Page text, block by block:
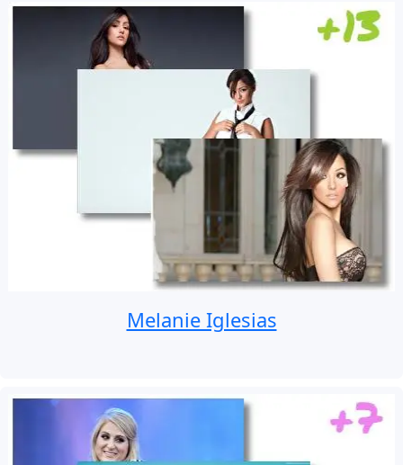
Melanie Iglesias